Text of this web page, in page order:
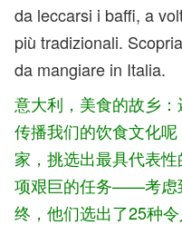
da leccarsi i baffi, a
più tradizionali.
da mangiare in Italia.
意大利，美食的故乡
传播我们的饮食文化
家，挑选出最具代表
项艰巨的任务——考虑
终，他们选出了25种